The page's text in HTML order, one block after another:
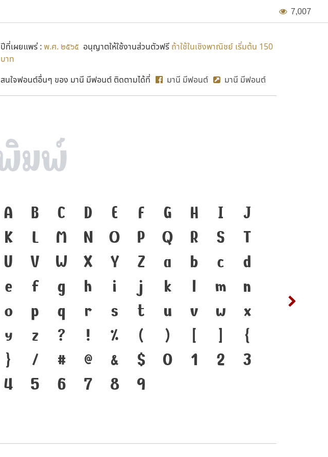
7,007
ปีที่เผยแพร่ : พ.ศ. ๒๕๖๕ อนุญาตให้ใช้งานส่วนตัวฟรี ถ้าใช้ในเชิงพาณิชย์ เริ่มต้น 150
บาท
สนใจฟอนต์อื่นๆ ของ มานี มีฟอนต์ ติดตามได้ที่ มานี มีฟอนต์ มานี มีฟอนต์
A B C D E F G H I
J
K
L M N O P Q R S
T
U
V W X Y Z a b c
d
e
f g h i j k l m
n
o
p q r s t u v w
x
y
z ? ! % ( ) [ ]
{
}
/ # @ & $ 0 1 2
3
4
5 6 7 8 9
ภาษา คือ เครื่องมือสำคัญที่ทำให้ความเป็น
ชาติดำรงอยู่ได้ ภาษา คือ สะพานเชื่อมตัวตน
ของชนชาติ จากอดีตสู่ปัจจุบัน ตัวพิมพ์ คือ
เครื่องมือสำคัญที่ทำให้ภาษาดำรงอยู่ได้ แบบ
ตัวพิมพ์ที่พัฒนาทันกระแสการเปลี่ยนแปลง
คือ โครงสร้างแกร่งของสะพานที่เชื่อมตัวตน
ของชาติ จากปัจจุบันสู่อนาคต
ห